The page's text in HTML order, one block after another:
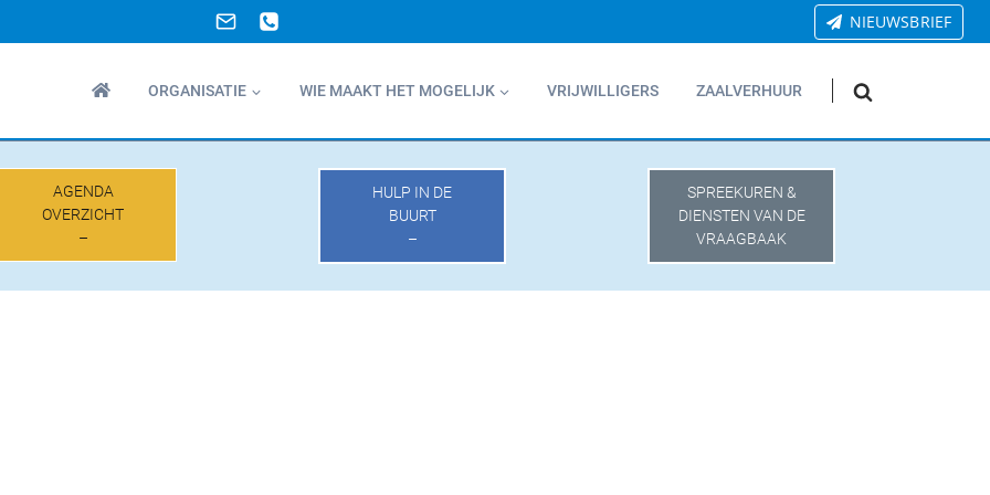
NIEUWSBRIEF
ORGANISATIE WIE MAAKT HET MOGELIJK VRIJWILLIGERS ZAALVERHUUR
AGENDA
OVERZICHT
–
HULP IN DE
BUURT
–
SPREEKUREN &
DIENSTEN VAN DE
VRAAGBAAK